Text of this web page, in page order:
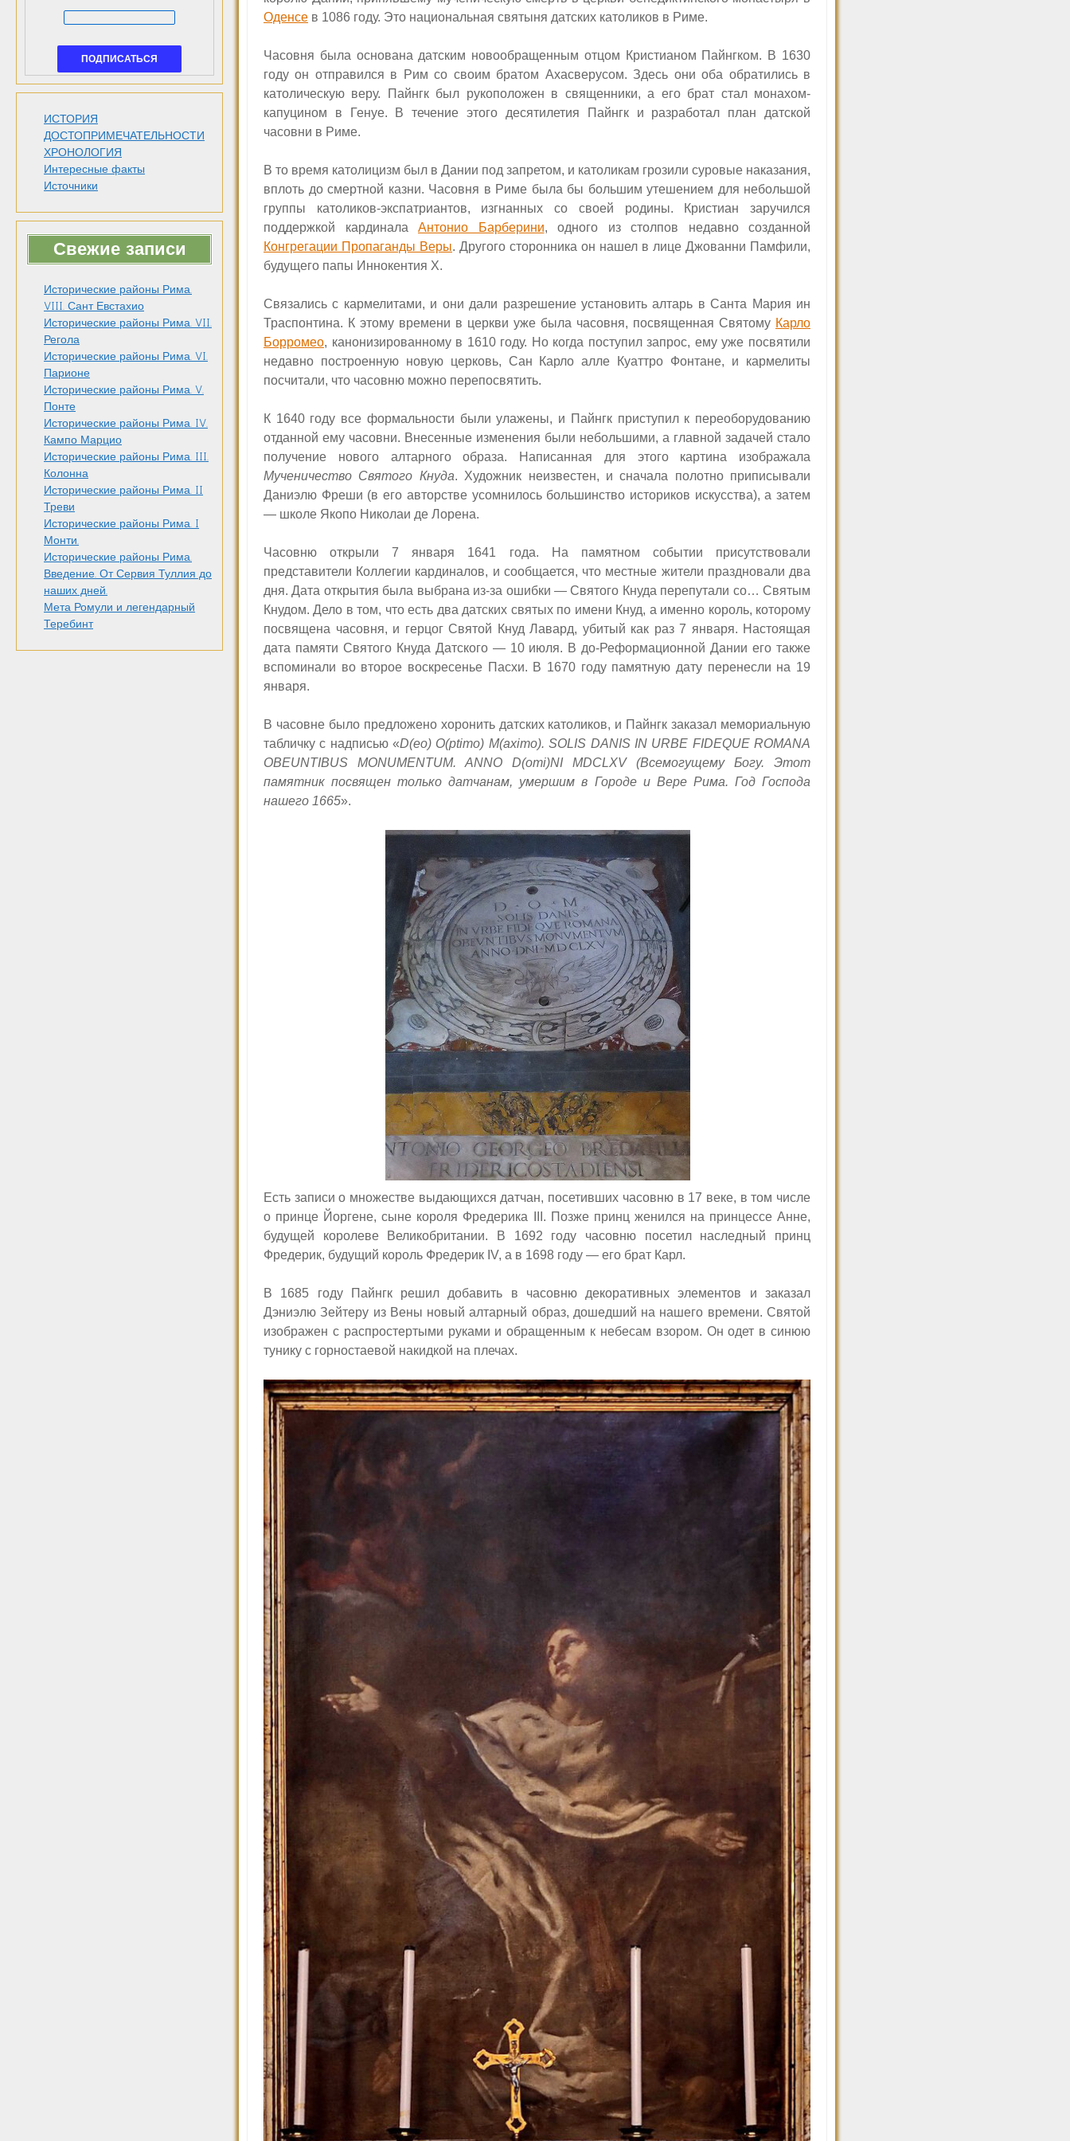
ИСТОРИЯ
ДОСТОПРИМЕЧАТЕЛЬНОСТИ
ХРОНОЛОГИЯ
Интересные факты
Источники
Свежие записи
Исторические районы Рима.
VIII. Сант Евстахио
Исторические районы Рима. VII.
Регола
Исторические районы Рима. VI.
Парионе
Исторические районы Рима. V.
Понте
Исторические районы Рима. IV.
Кампо Марцио
Исторические районы Рима. III.
Колонна
Исторические районы Рима. II
Треви
Исторические районы Рима. I
Монти.
Исторические районы Рима.
Введение. От Сервия Туллия до
наших дней.
Мета Ромули и легендарный
Теребинт
Оденсе в 1086 году. Это национальная святыня датских католиков в Риме.
Часовня была основана датским новообращенным отцом Кристианом Пайнгком. В 1630
году он отправился в Рим со своим братом Ахасверусом. Здесь они оба обратились в
католическую веру. Пайнгк был рукоположен в священники, а его брат стал монахом-
капуцином в Генуе. В течение этого десятилетия Пайнгк и разработал план датской
часовни в Риме.
В то время католицизм был в Дании под запретом, и католикам грозили суровые наказания,
вплоть до смертной казни. Часовня в Риме была бы большим утешением для небольшой
группы католиков-экспатриантов, изгнанных со своей родины.
Кристиан заручился
поддержкой кардинала Антонио Барберини, одного из столпов недавно созданной
Конгрегации Пропаганды Веры. Другого сторонника он нашел в лице Джованни Памфили,
будущего папы Иннокентия X.
Связались с кармелитами, и они дали разрешение установить алтарь в Санта Мария ин
Траспонтина. К этому времени в церкви уже была часовня, посвященная Святому Карло
Борромео, канонизированному в 1610 году. Но когда поступил запрос, ему уже посвятили
недавно построенную новую церковь, Сан Карло алле Куаттро Фонтане, и кармелиты
посчитали, что часовню можно перепосвятить.
К 1640 году все формальности были улажены, и Пайнгк приступил к переоборудованию
отданной ему часовни. Внесенные изменения были небольшими, а главной задачей стало
получение нового алтарного образа. Написанная для этого картина изображала
Мученичество Святого Кнуда. Художник неизвестен, и сначала полотно приписывали
Даниэлю Фреши (в его авторстве усомнилось большинство историков искусства), а затем
— школе Якопо Николаи де Лорена.
Часовню открыли 7 января 1641 года. На памятном событии присутствовали
представители Коллегии кардиналов, и сообщается, что местные жители праздновали два
дня. Дата открытия была выбрана из-за ошибки — Святого Кнуда перепутали со… Святым
Кнудом. Дело в том, что есть два датских святых по имени Кнуд, а именно король, которому
посвящена часовня, и герцог Святой Кнуд Лавард, убитый как раз 7 января. Настоящая
дата памяти Святого Кнуда Датского — 10 июля. В до-Реформационной Дании его также
вспоминали во второе воскресенье Пасхи. В 1670 году памятную дату перенесли на 19
января.
В часовне было предложено хоронить датских католиков, и Пайнгк заказал мемориальную
табличку с надписью «D(eo) O(ptimo) M(aximo). SOLIS DANIS IN URBE FIDEQUE ROMANA
OBEUNTIBUS MONUMENTUM. ANNO D(omi)NI MDCLXV (Всемогущему Богу. Этот
памятник посвящен только датчанам, умершим в Городе и Вере Рима. Год Господа
нашего 1665».
Есть записи о множестве выдающихся датчан, посетивших часовню в 17 веке, в том числе
о принце Йоргене, сыне короля Фредерика
III. Позже принц женился на принцессе Анне,
будущей королеве Великобритании. В 1692 году часовню посетил наследный принц
Фредерик, будущий король Фредерик IV, а в 1698 году — его брат Карл.
В 1685 году Пайнгк решил добавить в часовню декоративных элементов и заказал
Дэниэлю Зейтеру из Вены новый алтарный образ, дошедший на нашего времени. Святой
изображен с распростертыми руками и обращенным к небесам взором. Он одет в синюю
тунику с горностаевой накидкой на плечах.